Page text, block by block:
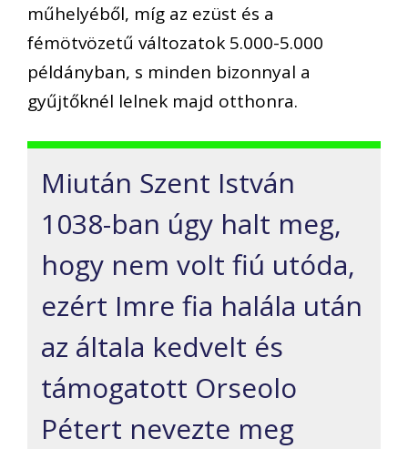
műhelyéből, míg az ezüst és a
fémötvözetű változatok 5.000-5.000
példányban, s minden bizonnyal a
gyűjtőknél lelnek majd otthonra.
Miután Szent István
1038-ban úgy halt meg,
hogy nem volt fiú utóda,
ezért Imre fia halála után
az általa kedvelt és
támogatott Orseolo
Pétert nevezte meg